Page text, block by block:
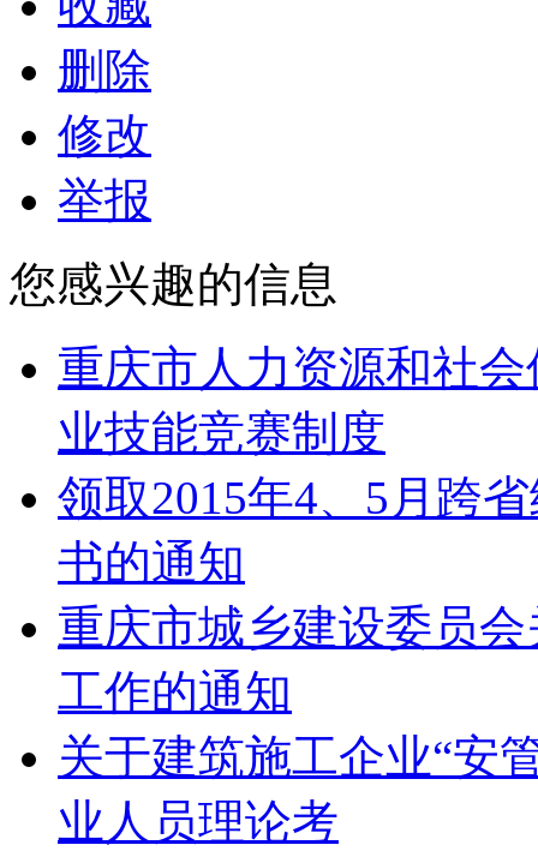
删除
修改
举报
您感兴趣的信息
重庆市人力资源和社
业技能竞赛制度
领取2015年4、5月跨
书的通知
重庆市城乡建设委员
工作的通知
关于建筑施工企业“安
业人员理论考